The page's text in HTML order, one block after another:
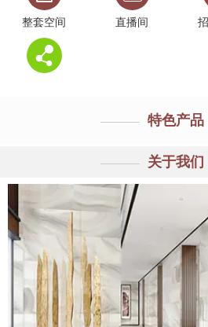
整套空间 直播间
特色产品
关于我们